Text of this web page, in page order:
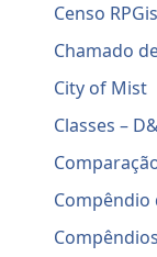
Censo
Chamado
City of Mist
Classes –
Compêndio
Compêndios